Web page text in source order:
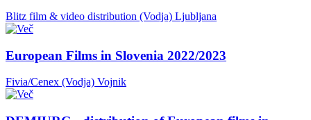
Blitz film & video distribution (Vodja) Ljubljana
European Films in Slovenia 2022/2023
Fivia/Cenex (Vodja) Vojnik